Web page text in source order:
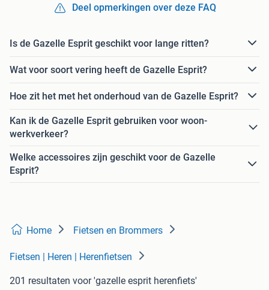
Deel opmerkingen over deze FAQ
Is de Gazelle Esprit geschikt voor lange ritten?
Wat voor soort vering heeft de Gazelle Esprit?
Hoe zit het met het onderhoud van de Gazelle Esprit?
Kan ik de Gazelle Esprit gebruiken voor woon-
werkverkeer?
Welke accessoires zijn geschikt voor de Gazelle
Esprit?
Home Fietsen en Brommers
Fietsen | Heren | Herenfietsen
201 resultaten voor 'gazelle esprit herenfiets'